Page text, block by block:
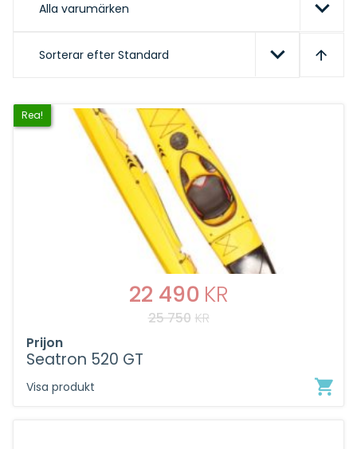
Alla varumärken
Sorterar efter Standard
Rea!
25 750 KR
DET
URSPRUNGLIGA
22 490 KR
DET
Prijon
Seatron 520 GT
Visa produkt